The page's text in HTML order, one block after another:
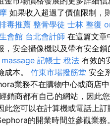
如果收入超過了價值限制，
毒推薦 整骨學徒 士林 整復
會館 台北會計師 在這篇文章
，安全攝像機以及帶有安全
massage 記帳士 稅法 有效的
成本。 竹東市場撥筋堂 安全
業務不在購物中心或商店
銷商都有自己的網站，因此
此您可以在計算機或電話上訂
的開業時間並參觀業務